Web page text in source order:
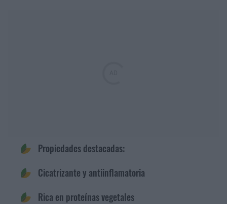
Propiedades destacadas:
Cicatrizante y antiinflamatoria
Rica en proteínas vegetales